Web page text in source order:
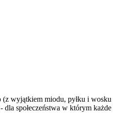
(z wyjątkiem miodu, pyłku i wosku
dla społeczeństwa w którym każde